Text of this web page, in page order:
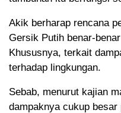
Akik berharap rencana
Gersik Putih benar-
Khususnya, terkait
terhadap lingkungan.
Sebab, menurut kajian
dampaknya cukup besar